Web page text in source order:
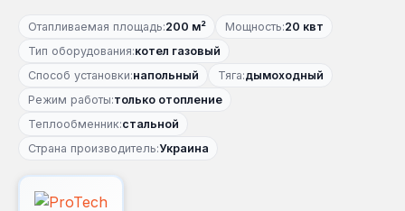
Отапливаемая площадь:200 м² Мощность:20 квт
Тип оборудования:котел газовый
Способ установки:напольный Тяга:дымоходный
Режим работы:только отопление
Теплообменник:стальной
Страна производитель:Украина